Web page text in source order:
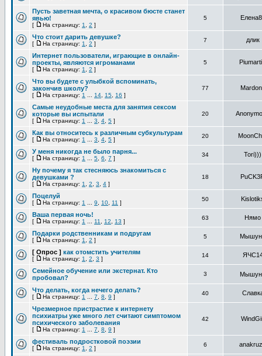
Пусть заветная мечта, о красивом бюсте станет
явью!
[ На страницу: 1 2 ]
5
Что стоит дарить девушке?
[ На страницу: 1 2 ]
7 длик
Интернет пользователи, играющие в онлайн-
проекты, являются игроманами
[ На страницу: 1 2 ]
5
Что вы будете с улыбкой вспоминать,
закончив школу?
[ На страницу: 1 14 15 16 ]
77
Самые неудобные места для занятия сексом
которые вы испытали
[ На страницу: 1 3 4 5 ]
20
Как вы относитесь к различным субкультурам
[ На страницу: 1 3 4 5 ]
20
У меня никогда не было парня...
[ На страницу: 1 5 6 7 ]
34 Tori)))
Ну почему я так стесняюсь знакомиться с
девушками ?
[ На страницу: 1 2 3 4 ]
18
Поцелуй
[ На страницу: 1 9 10 11 ]
50
Ваша первая ночь!
[ На страницу: 1 11 12 13 ]
63 Нямо
Подарки родственникам и подругам
[ На страницу: 1 2 ]
5
[ Опрос ] как отомстить учителям
[ На страницу: 1 2 3 ]
14
Семейное обучение или экстернат. Кто
пробовал?
3
Что делать, когда нечего делать?
[ На страницу: 1 7 8 9 ]
40
Чрезмерное пристрастие к интернету
психиатры уже много лет считают симптомом
психического заболевания
[ На страницу: 1 7 8 9 ]
42
фестиваль подростковой поэзии
[ На страницу: 1 2 ]
6